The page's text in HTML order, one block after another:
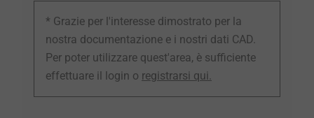
* Grazie per l'interesse dimostrato per la
nostra documentazione e i nostri dati CAD.
Per poter utilizzare quest'area, è sufficiente
effettuare il login o registrarsi qui.